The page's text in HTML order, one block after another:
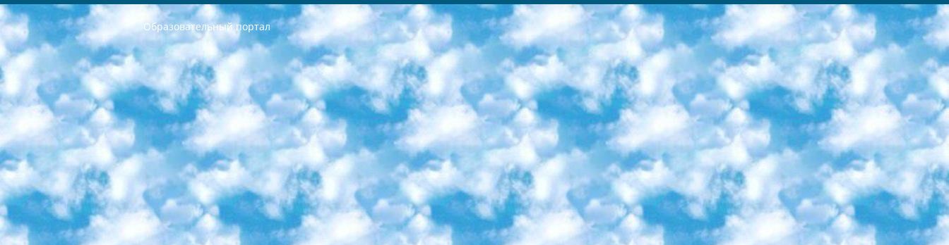
Образовательный портал
РЕСПУБЛИКА УЗБЕКИСТАН МИНИСТРЕРСТВО ДОШКОЛЬНОГО И ШКОЛЬНОГО ОБРАЗОВАНИЯ КОМАНДА в общеобразовательных учреждениях в 2023-2024 учебном году организация и проведение итоговой государственной аттестации обучающихся о Министра дошкольного и школьного образования Республики Узбекистан от 4 марта 2008 года (постановлением Минюста от 20 марта 2008 года № 1778 государственной регистрации) «Итоговое состояние учащихся общего среднего образования на основании положения об утверждении положения об аттестации общего среднего образования выпускной экзамен студентов в образовательных учреждениях в 2023-2024 учебном году В целях организации и прохождения аттестации приказываю: 1. Следующее: перечень предметов, по которым будет проводиться итоговая государственная аттестация и экзамен формы перевода согласно приложению 1; сертификаты международного образца, оценивающие уровень владения иностранными языками перечень согласно приложению 2; 2. Педагогический при специализированных образовательных учреждениях. научно-практический центр квалификации и международной оценки (Д.Давидова) 2024 г. До 25 марта: задания по предметам, по которым будет проводиться итоговая аттестация разработка и утверждение технических условий; итоговая аттестация на основании разработанного предметного задания разработка вопросов по предметам (устно и письменно), экзамен передача; общеобразовательные средние школы и специальные учебные заведения учащиеся выпускных классов школ и интернатов в агентской системе подготовка базы данных экзаменационных материалов и критериев оценки; перевод базы экзаменационных материалов на все языки обучения подать в Республиканский образовательный центр для изготовления; варианты экзаменов на основе разработанных контрольных материалов пусть будут поставлены задачи формирования. 3. Республиканский образовательный центр (Ш.Худайкулов) до 5 апреля 2024 года. до: база данных предоставленных экзаменационных материалов на все языки обучения перевод и экспертиза; для слепых, слабовидящих, глухих, слабослышащих и умственно отсталых детей учащиеся выпускных классов специализированных школ и школ-интернатов база данных экзаменационных материалов на всех преподаваемых языках подготовка критериев оценки; специализированные школы для умственно отсталых детей и технологии для учащихся выпускных классов школ-интернатов разработка соответствующих рекомендаций и критериев проведения ЕГЭ по естествознанию давать задания. 4. Педагогический при специализированных образовательных учреждениях. Научно-практический центр навыков и международной оценки (Д.Давидова), Республика образовательный центр (Худайкулов Ш.) итоговый государственный аттестационный экзамен ориентирован на творческое и логическое мышление при подготовке базы материалов учитывать введение заданий. 5. Следует отметить, что: сертификат государственного образца о знании общеобразовательного предмета и как минимум национальный уровень B1 по предметам на иностранных языках, указанным в Приложении 2. или международно признанный сертификат эквивалентного уровня студенты, изучающие определенный предмет, освобождаются от экзамена; по соответствующим предметам запланирована итоговая государственная аттестация за день до дня, путем жеребьевки Рабочей группой (в письменной форме по предметам, проводимым в форме) из числа сформированных вариантов выбрано 2 варианта; 2 выбранных варианта экзамена анонсированы на официальном сайте министерства и все выпускники по всей стране на основе этих вариантов проводит итоговую государственную аттестацию. 6. Государственное образование учащихся средних общеобразовательных учреждений. знания в соответствии с квалификационными требованиями, которые необходимо приобрести на основании стандартов итоговый (выпускной) контроль для 9 и 11 классов в целях тестирования Экзамены (далее – экзамены) состоят из предметов, перечисленных в приложении 1. будет сделано. 7. Экзамены пройдут с 26 мая по 15 июня 2024 г. (кроме науки физического воспитания). 8. Физическая для учащихся 9 классов общесредних образовательных учреждений. Экзамены по предмету «Образование, квалификация медицина» 1-6 мая 2024 года. сотрудники перевести под присмотр (с отклонениями в физическом или умственном развитии) специализированная школа для детей, школы-интернаты и со сколиозом школы-интернаты санаторного типа для больных детей исключены). 9. Он был слепым, слабовидящим и имел нарушения опорно-двигательного аппарата. экзамены в специализированных школах и интернатах для детей должны проводиться исходя из требований, предъявляемых к общеобразовательным учреждениям (физкультура кроме науки). 10. Специализированная школа для глухих и слабослышащих детей. и экзамены в интернатах и быть реализован в виде письменного теста по математике. 11. Специальность для умственно отсталых детей. Для 9 класса Родной язык и литературное письмо Государственный язык (язык обучения – узбекский). для неклассов) написано Математическое письмо Письменная/устная история Узбекистана Физическое воспитание практично Итоговый контроль Для 11 класса Написание родного языка и литературы (эссе) Математическое письмо Узбекский язык (обучение на узбекском языке) не посещающее общее среднее образование для учреждений)/Образовательное учреждение выбор письменный и устный Иностранный язык письменный/устный Письменная/устная история Узбекистана *По выбору студента:  Химия  Физика  Основы государственного права  География 10 бесплатных образовательных ресурсов - Мы составили подборку онлайн-проектов с интерактивными упражнениями, видеолекциями и статьями. Они помогут вам обрести новые и освежить старые знания бесплатно. 1. «ИНТУИТ» Старейшая образовательная площадка Рунета. Здесь вы найдёте сотни текстовых и видеокурсов на десятки различных тем — от программирования до психологии. Многие курсы подготовлены российскими университетами и крупными международными компаниями вроде Intel и Microsoft. Самостоятельное обучение бесплатное, но желающие могут оплатить услуги персональных наставников. 2. «Смартия» знакомит с актуальными профессиями и подсказывает, как им обучаться. Выбрав заинтересовавшую вас специальность — SMM-специалист, фотограф, веб-дизайнер или другую, — увидите список необходимых для неё умений. Чтобы вы могли освоить их самостоятельно, для каждого умения площадка отображает подборку ссылок на учебные материалы. Хотя «Смартия» ориентируется на русскоязычную аудиторию, часть контента всё же доступна только на английском. 3. «Лекторий Физтеха» Проект Московского физико-технического института (Физтеха). С его помощью вы можете смотреть онлайн серии лекций, записанные на видео в этом вузе. В числе доступных предметов — физика, биология, химия, информационные технологии и другие. К некоторым лекциям администрация ресурса прилагает готовые конспекты, которые можно скачивать в PDF-формате. 4. ITMOcourses Онлайн-площадка Санкт-Петербургского национального исследовательского университета информационных технологий, механики и оптики (ИТМО). Ресурс предоставляет свободный доступ к курсам, разработанным в этом вузе. Каталог материалов разбит на четыре категории: «Оптические системы и технологии», «Приборостроение и робототехника», «Информационные технологии» и «Биотехнологии». Курсы состоят из видеолекций, интерактивных демонстраций и заданий. 5. «КиберЛенинка» Электронная научная библиотека открытого доступа. Каталог площадки регулярно обрастает текстами статей из различных научных изданий. Сгруппированные по журналам и рубрикам публикации можно читать онлайн или скачивать целиком в PDF-формате. Проект нацелен на популяризацию науки за счёт открытого доступа к качественной информации. 6. «ПостНаука» На этом ресурсе публикуют подборки видеолекций, составленные экспертами из разных отраслей и объединённые общими темами. Среди них, к примеру, есть серии «Биоинформатика и геномика», «Культура средневековой Скандинавии» и Cinema Studies о теории кино. Каждая подборка лекций — логически связанная история, рассказанная экспертом от первого лица. Кроме того, на сайте появляются научно-образовательные статьи и тесты на разные темы. 7. «Newочём» Команда проекта «Newочём» отбирает самые интересные тексты из англоязычных СМИ и переводит те из них, за которые голосуют участники сообщества «ВКонтакте». По большей части это научно-популярные статьи. Редакторы придумывают лишь заголовки, в остальном содержание переводов соответствует оригиналам. Полные тексты можно читать прямо в социальной сети. 8. InternetUrok Онлайн-база материалов по основным дисциплинам школьной программы. Информация на сайте структурирована по классам, предметам и темам (урокам). Каждый урок состоит из видеолекций и конспектов. Есть также интерактивные тренажёры и тесты для закрепления пройденного материала. Даже если вы давно окончили школу, возможность повторить программу старших классов всегда может пригодиться. 9. Edutainme Ещё один ресурс об образовании. В отличие от Newtonew, как мне кажется, Edutainme больше ориентируется на представителей индустрии: педагогов, предпринимателей, разработчиков образовательных проектов. Но и любой, кто просто стремится к саморазвитию, найдёт на сайте много полезного и интересного для себя. Например, информацию о новых курсах и образовательных сервисах. 10. Newtonew Онлайн-медиа об образовании и обучении в широком смысле. Авторы Newtonew пишут об инструментах, заведениях, тактиках и стратегиях, которые помогают учить других и получать новые знания самостоятельно. На этой площадке вы найдёте новости, обзоры, аналитические мат